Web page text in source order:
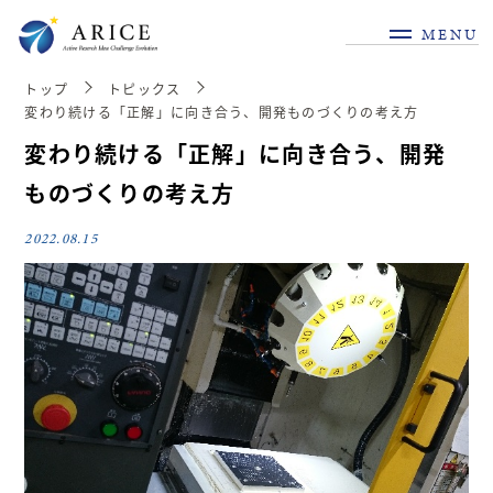
MENU
トップ
トピックス
変わり続ける「正解」に向き合う、開発ものづくりの考え方
変わり続ける「正解」に向き合う、開発
ものづくりの考え方
2022.08.15